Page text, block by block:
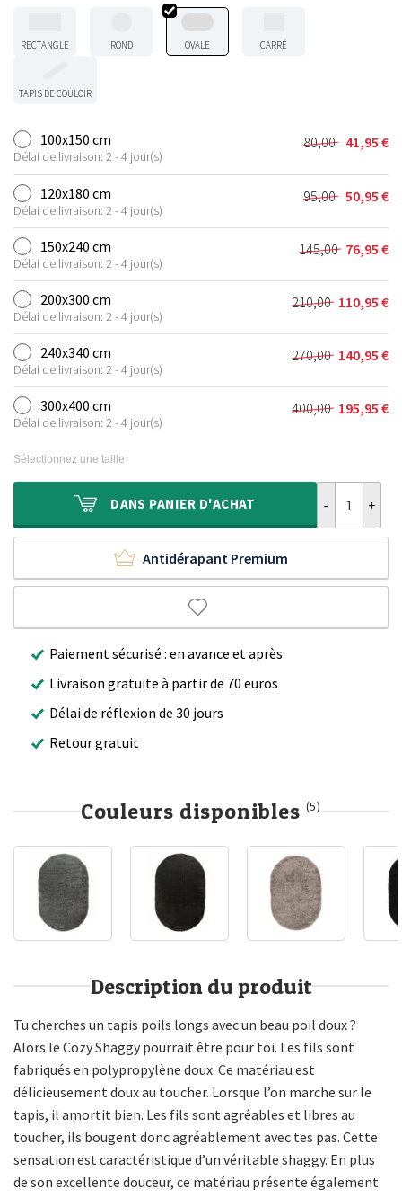
RECTANGLE ROND OVALE CARRÉ
TAPIS DE COULOIR
100x150 cm
Délai de livraison: 2 - 4 jour(s)
80,00
Le
prix
initial
était :
80,00 €.
41,95 €
Le
prix
actuel
est :
41,95 €.
120x180 cm
Délai de livraison: 2 - 4 jour(s)
95,00
Le
prix
initial
était :
95,00 €.
50,95 €
Le
prix
actuel
est :
50,95 €.
150x240 cm
Délai de livraison: 2 - 4 jour(s)
145,00
Le
prix
initial
était :
145,00 €.
76,95 €
Le
prix
actuel
est :
76,95 €.
200x300 cm
Délai de livraison: 2 - 4 jour(s)
210,00
Le
prix
initial
était :
210,00 €.
110,95 €
Le
prix
actuel
est :
110,95 €.
240x340 cm
Délai de livraison: 2 - 4 jour(s)
270,00
Le
prix
initial
était :
140,95 €
Le
prix
actuel
est :
300x400 cm
Délai de livraison: 2 - 4 jour(s)
400,00
Le
400,00 €.
195,95 €
Le
195,95 €.
Sélectionnez une taille
DANS PANIER D'ACHAT
Antidérapant Premium
Paiement sécurisé : en avance et après
Livraison gratuite à partir de 70 euros
Délai de réflexion de 30 jours
Retour gratuit
Couleurs disponibles (5)
Description du produit
Tu cherches un tapis poils longs avec un beau poil doux ?
Alors le Cozy Shaggy pourrait être pour toi. Les fils sont
fabriqués en polypropylène doux. Ce matériau est
délicieusement doux au toucher. Lorsque l’on marche sur le
tapis, il amortit bien. Les fils sont agréables et libres au
toucher, ils bougent donc agréablement avec tes pas. Cette
sensation est caractéristique d’un véritable shaggy. En plus
de son excellente douceur, ce matériau présente également